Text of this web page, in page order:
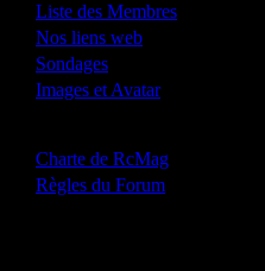
Liste des Membres
Nos liens web
Sondages
Images et Avatar
Charte de RcMag
Règles du Forum